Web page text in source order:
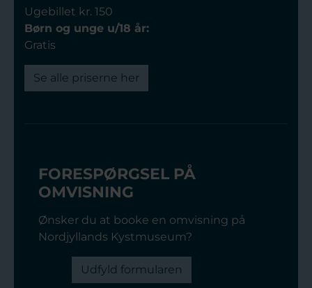
Ugebillet kr. 150
Børn og unge u/18 år:
Gratis
Se alle priserne her
FORESPØRGSEL PÅ
OMVISNING
Ønsker du at booke en omvisning på
Nordjyllands Kystmuseum?
Udfyld formularen